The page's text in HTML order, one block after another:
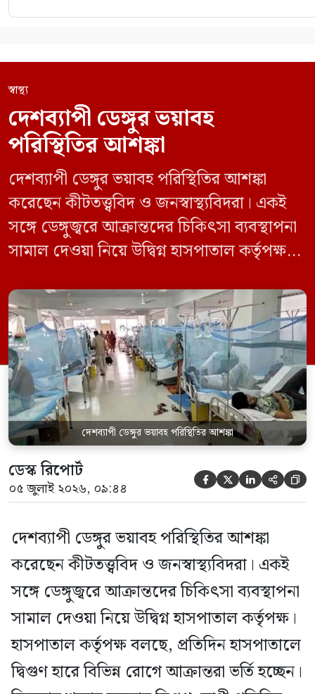
স্বাস্থ্য
দেশব্যাপী ডেঙ্গুর ভয়াবহ
পরিস্থিতির আশঙ্কা
দেশব্যাপী ডেঙ্গুর ভয়াবহ পরিস্থিতির আশঙ্কা
করেছেন কীটতত্ত্ববিদ ও জনস্বাস্থ্যবিদরা। একই
সঙ্গে ডেঙ্গুজ্বরে আক্রান্তদের চিকিৎসা ব্যবস্থাপনা
সামাল দেওয়া নিয়ে উদ্বিগ্ন হাসপাতাল কর্তৃপক্ষ।
দ্বিগুণ হারে বিভিন্ন রোগে আক্রান্তরা ভর্তি হচ্ছেন।
বিদ্যমান শয্যার তুলনায় দ্বিগুণ রোগী প্রতিদিন
চিকিৎসাধীন থাকে। দুর্ঘটনা ছাড়াও বিভিন্ন ধরনের
অসংক্রামক রোগে আশঙ্কাজনক অবস্থায় রোগী
হাসপাতালে আসছে। এ সব রোগীর […]
দেশব্যাপী ডেঙ্গুর ভয়াবহ পরিস্থিতির আশঙ্কা
ডেস্ক রিপোর্ট
০৫ জুলাই ২০২৬, ০৯:৪৪     
দেশব্যাপী ডেঙ্গুর ভয়াবহ পরিস্থিতির আশঙ্কা
করেছেন কীটতত্ত্ববিদ ও জনস্বাস্থ্যবিদরা। একই
সঙ্গে ডেঙ্গুজ্বরে আক্রান্তদের চিকিৎসা ব্যবস্থাপনা
সামাল দেওয়া নিয়ে উদ্বিগ্ন হাসপাতাল কর্তৃপক্ষ।
হাসপাতাল কর্তৃপক্ষ বলছে, প্রতিদিন হাসপাতালে
দ্বিগুণ হারে বিভিন্ন রোগে আক্রান্তরা ভর্তি হচ্ছেন।